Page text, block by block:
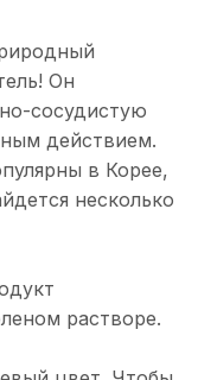
Он
сосудистую
действием.
в Корее,
несколько
растворе.